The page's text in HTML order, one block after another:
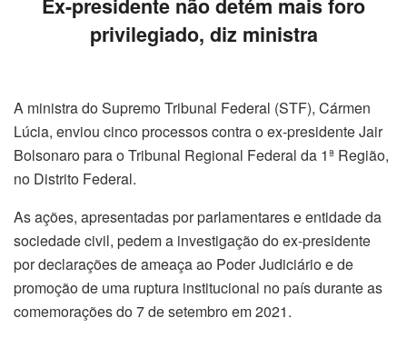
Ex-presidente não detém mais foro
privilegiado, diz ministra
A ministra do Supremo Tribunal Federal (STF), Cármen
Lúcia, enviou cinco processos contra o ex-presidente Jair
Bolsonaro para o Tribunal Regional Federal da 1ª Região,
no Distrito Federal.
As ações, apresentadas por parlamentares e entidade da
sociedade civil, pedem a investigação do ex-presidente
por declarações de ameaça ao Poder Judiciário e de
promoção de uma ruptura institucional no país durante as
comemorações do 7 de setembro em 2021.